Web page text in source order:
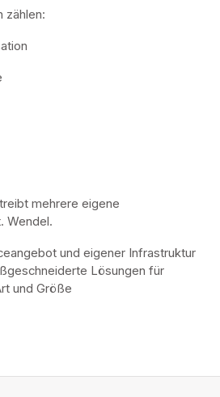
zählen:
mehrere eigene
Wendel.
und eigener Infrastruktur
Lösungen für
und Größe